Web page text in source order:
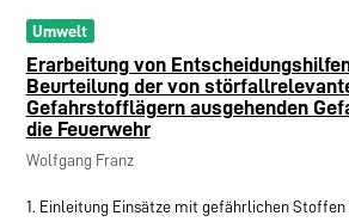
Umwelt
Erarbeitung von
Beurteilung der von
Gefahrstofflägern ausgehenden
die Feuerwehr
Wolfgang Franz
1. Einleitung Einsätze mit gefährlichen Stoffen